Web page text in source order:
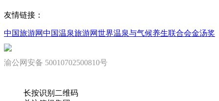
友情链接：
中国旅游网中国温泉旅游网世界温泉与气候养生联合会金汤奖
渝公网安备 50010702500810号
长按识别二维码